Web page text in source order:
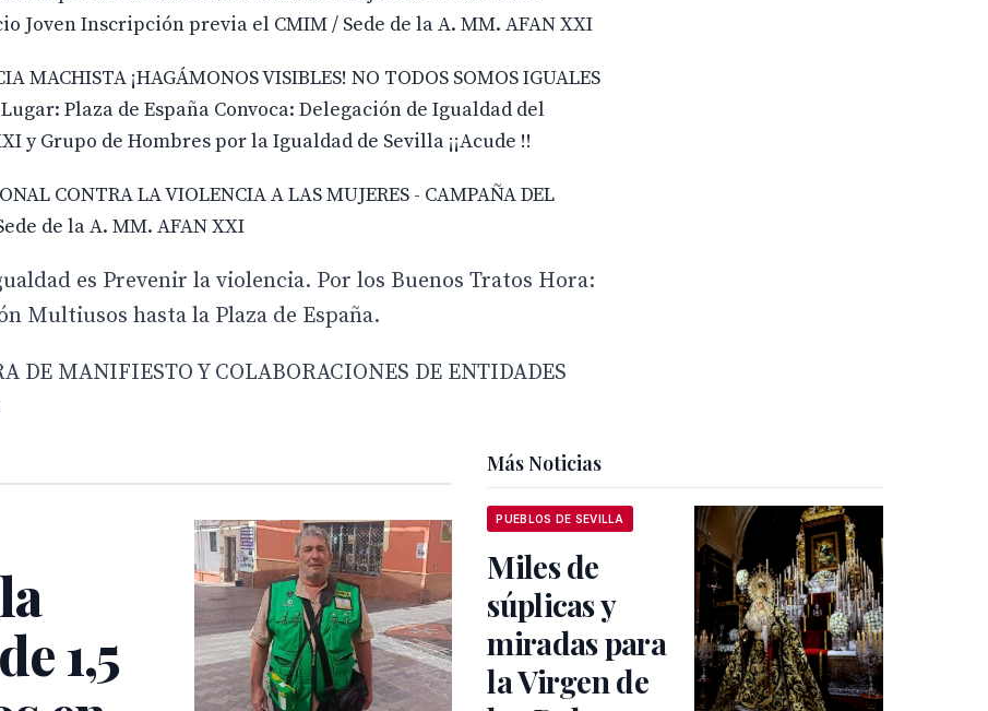
Joven Inscripción previa el CMIM / Sede de la A. MM. AFAN XXI
MACHISTA ¡HAGÁMONOS VISIBLES! NO TODOS SOMOS IGUALES
Plaza de España Convoca: Delegación de Igualdad del
y Grupo de Hombres por la Igualdad de Sevilla ¡¡Acude !!
CONTRA LA VIOLENCIA A LAS MUJERES - CAMPAÑA DEL
de la A. MM. AFAN XXI
es Prevenir la violencia. Por los Buenos Tratos Hora:
Multiusos hasta la Plaza de España.
DE MANIFIESTO Y COLABORACIONES DE ENTIDADES
1,5
Más Noticias
PUEBLOS DE SEVILLA
Miles de
súplicas y
miradas para
la Virgen de